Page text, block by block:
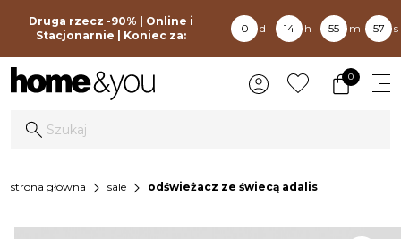
Druga rzecz -90% | Online i
Stacjonarnie | Koniec za:
0 d 14 h 55 m 57 s
0
strona główna chevron_right sale chevron_right odświeżacz ze świecą adalis